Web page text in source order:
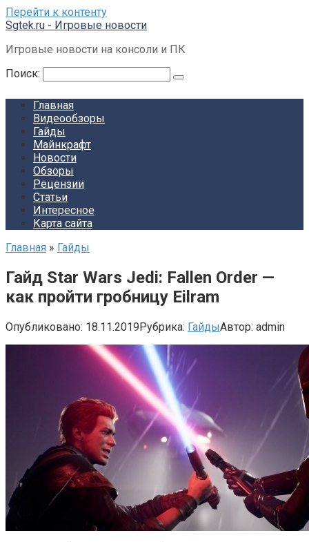
Перейти к контенту
Sgtek.ru - Игровые новости
Игровые новости на консоли и ПК
Поиск:
Главная
Видеообзоры
Гайды
Майнкрафт
Новости
Обзоры
Рецензии
Статьи
Интересное
Карта сайта
Главная » Гайды
Гайд Star Wars Jedi: Fallen Order —
как пройти гробницу Eilram
Опубликовано: 18.11.2019Рубрика: ГайдыАвтор: admin